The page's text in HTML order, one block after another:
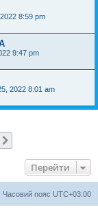
8:59 pm
9:47 pm
2022 8:01 am
Перейти
Часовий пояс UTC+03:00